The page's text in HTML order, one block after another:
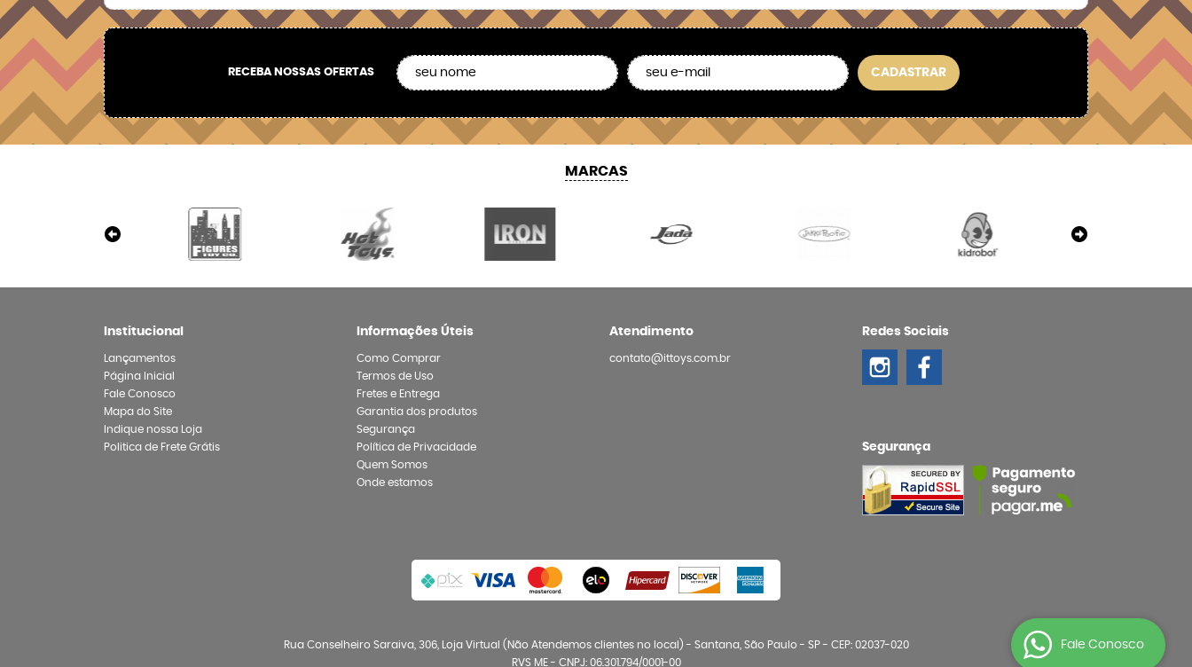
RECEBA NOSSAS OFERTAS CADASTRAR
MARCAS
Institucional
Lançamentos
Página Inicial
Fale Conosco
Mapa do Site
Indique nossa Loja
Politica de Frete Grátis
Informações Úteis
Como Comprar
Termos de Uso
Fretes e Entrega
Garantia dos produtos
Segurança
Política de Privacidade
Quem Somos
Onde estamos
Atendimento
contato@ittoys.com.br
Redes Sociais
Segurança
Rua Conselheiro Saraiva, 306, Loja Virtual (Não Atendemos clientes no local) - Santana, São Paulo - SP- CEP: 02037-020
RVS ME - CNPJ: 06.301.794/0001-00
Fale Conosco